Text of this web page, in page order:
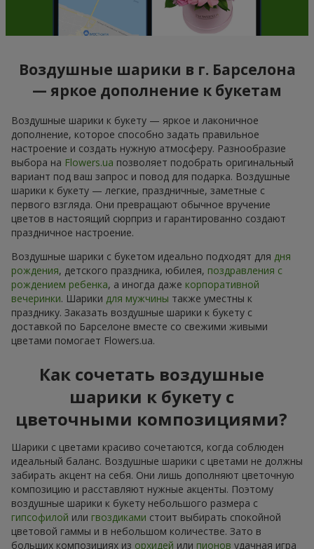
Воздушные шарики в г. Барселона
— яркое дополнение к букетам
Воздушные шарики к букету — яркое и лаконичное
дополнение, которое способно задать правильное
настроение и создать нужную атмосферу. Разнообразие
выбора на Flowers.ua позволяет подобрать оригинальный
вариант под ваш запрос и повод для подарка. Воздушные
шарики к букету — легкие, праздничные, заметные с
первого взгляда. Они превращают обычное вручение
цветов в настоящий сюрприз и гарантированно создают
праздничное настроение.
Воздушные шарики с букетом идеально подходят для дня
рождения, детского праздника, юбилея, поздравления с
рождением ребенка, а иногда даже корпоративной
вечеринки. Шарики для мужчины также уместны к
празднику. Заказать воздушные шарики к букету с
доставкой по Барселоне вместе со свежими живыми
цветами помогает Flowers.ua.
Как сочетать воздушные
шарики к букету с
цветочными композициями?
Шарики с цветами красиво сочетаются, когда соблюден
идеальный баланс. Воздушные шарики с цветами не должны
забирать акцент на себя. Они лишь дополняют цветочную
композицию и расставляют нужные акценты. Поэтому
воздушные шарики к букету небольшого размера с
гипсофилой или гвоздиками стоит выбирать спокойной
цветовой гаммы и в небольшом количестве. Зато в
больших композициях из орхидей или пионов удачная игра